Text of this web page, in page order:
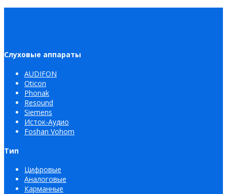
Слуховые аппараты
AUDIFON
Oticon
Phonak
Resound
Siemens
Исток-Аудио
Foshan Vohom
Тип
Цифровые
Аналоговые
Карманные